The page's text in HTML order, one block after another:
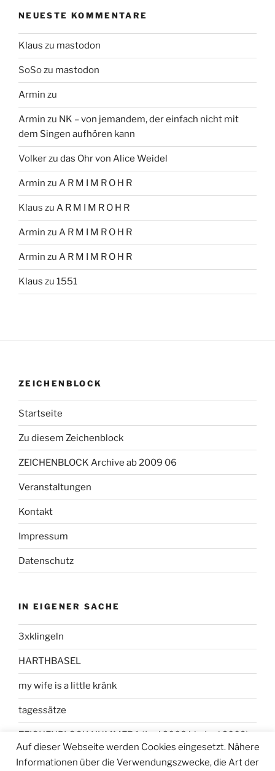
NEUESTE KOMMENTARE
Klaus zu mastodon
SoSozu mastodon
Armin zu
Armin zu NK – von jemandem, der einfach nicht mit
dem Singen aufhören kann
Volkerzu das Ohr von Alice Weidel
Armin zu A R M I M R O H R
Klaus zu A R M I M R O H R
Armin zu A R M I M R O H R
Armin zu A R M I M R O H R
Klaus zu 1551
ZEICHENBLOCK
Startseite
Zu diesem Zeichenblock
ZEICHENBLOCK Archive ab 2009 06
Veranstaltungen
Kontakt
Impressum
Datenschutz
IN EIGENER SACHE
3xklingeln
HARTHBASEL
my wife is a little kränk
tagessätze
ZEICHENBLOCK NUMMER 1 (Juni 2008 bis Juni 2009)
Auf dieser Webseite werden Cookies eingesetzt. Nähere
Informationen über die Verwendungszwecke, die Art der